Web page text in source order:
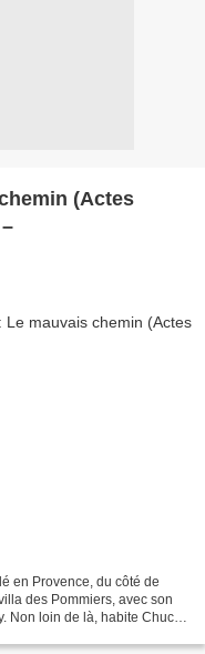
(Actes
en Provence, du côté de
des Pommiers, avec son
Non loin de là, habite Chucks